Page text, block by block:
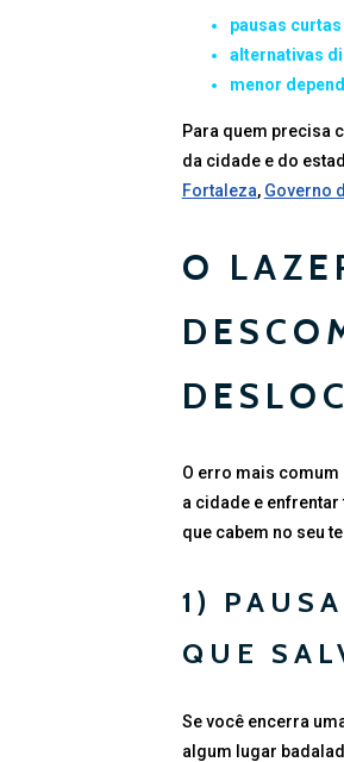
pausas curtas
alternativas
menor
Para quem precisa
da cidade e do
Fortaleza, Governo
O
O erro mais comum
a cidade e
que cabem no seu
1)
QUE
Se você encerra
algum lugar